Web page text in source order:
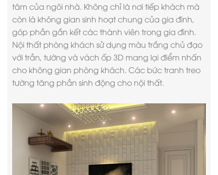
tâm của ngôi nhà. Không chỉ là nơi tiếp khách mà
còn là không gian sinh hoạt chung của gia đình,
góp phần gắn kết các thành viên trong gia đình.
Nội thất phòng khách sử dụng màu trắng chủ đạo
với trần, tường và vách ốp 3D mang lại điểm nhấn
cho không gian phòng khách. Các bức tranh treo
tường tăng phần sinh động cho nội thất.